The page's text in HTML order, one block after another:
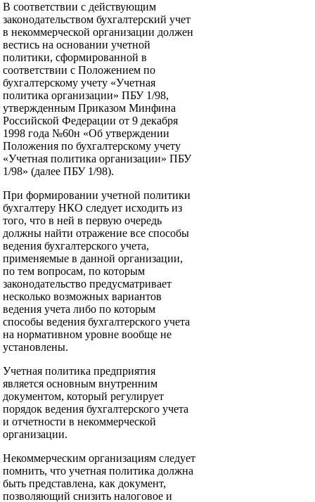
В соответствии с действующим
законодательством бухгалтерский учет
в некоммерческой организации должен
вестись на основании учетной
политики, сформированной в
соответствии с Положением по
бухгалтерскому учету «Учетная
политика организации» ПБУ 1/98,
утвержденным Приказом Минфина
Российской Федерации от 9 декабря
1998 года №60н «Об утверждении
Положения по бухгалтерскому учету
«Учетная политика организации» ПБУ
1/98» (далее ПБУ 1/98).
При формировании учетной политики
бухгалтеру НКО следует исходить из
того, что в ней в первую очередь
должны найти отражение все способы
ведения бухгалтерского учета,
применяемые в данной организации,
по тем вопросам, по которым
законодательство предусматривает
несколько возможных вариантов
ведения учета либо по которым
способы ведения бухгалтерского учета
на нормативном уровне вообще не
установлены.
Учетная политика предприятия
является основным внутренним
документом, который регулирует
порядок ведения бухгалтерского учета
и отчетности в некоммерческой
организации.
Некоммерческим организациям следует
помнить, что учетная политика должна
быть представлена, как документ,
позволяющий снизить налоговое и